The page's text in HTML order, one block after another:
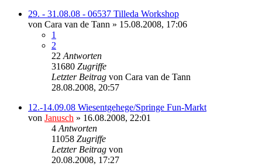
29. - 31.08.08 - 06537 Tilleda Workshop
von Cara van de Tann » 15.08.2008, 17:06
1
2
22Antworten
31680 Zugriffe
Letzter Beitrag von Cara van de Tann
28.08.2008, 20:57
12.-14.09.08 Wiesentgehege/Springe Fun-Markt
von Janusch » 16.08.2008, 22:01
4Antworten
11058 Zugriffe
Letzter Beitrag von
20.08.2008, 17:27